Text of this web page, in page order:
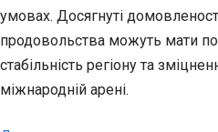
умовах. Досягнуті
продовольства можуть мати
стабільність регіону та
міжнародній арені.